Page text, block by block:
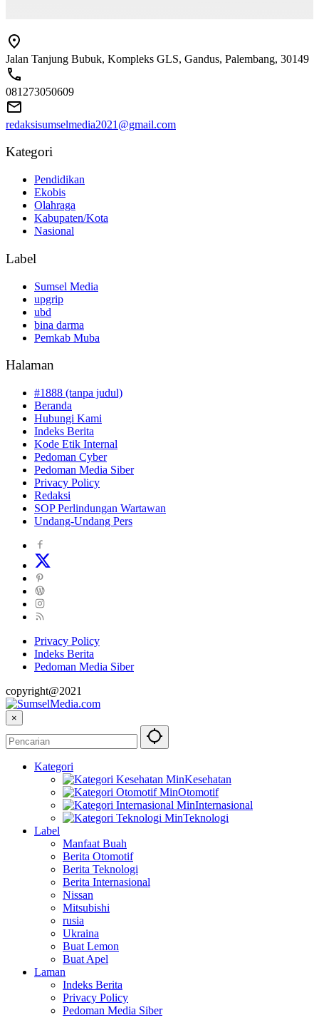
Jalan Tanjung Bubuk, Kompleks GLS, Gandus, Palembang, 30149
081273050609
redaksisumselmedia2021@gmail.com
Kategori
Pendidikan
Ekobis
Olahraga
Kabupaten/Kota
Nasional
Label
Sumsel Media
upgrip
ubd
bina darma
Pemkab Muba
Halaman
#1888 (tanpa judul)
Beranda
Hubungi Kami
Indeks Berita
Kode Etik Internal
Pedoman Cyber
Pedoman Media Siber
Privacy Policy
Redaksi
SOP Perlindungan Wartawan
Undang-Undang Pers
Privacy Policy
Indeks Berita
Pedoman Media Siber
copyright@2021
×
Kategori
Kesehatan
Otomotif
Internasional
Teknologi
Label
Manfaat Buah
Berita Otomotif
Berita Teknologi
Berita Internasional
Nissan
Mitsubishi
rusia
Ukraina
Buat Lemon
Buat Apel
Laman
Indeks Berita
Privacy Policy
Pedoman Media Siber